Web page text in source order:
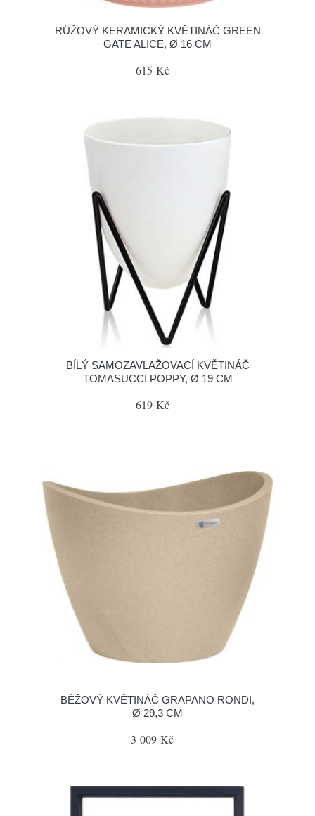
RŮŽOVÝ KERAMICKÝ KVĚTINÁČ GREEN
GATE ALICE, Ø 16 CM
615 Kč
BÍLÝ SAMOZAVLAŽOVACÍ KVĚTINÁČ
TOMASUCCI POPPY, Ø 19 CM
619 Kč
BÉŽOVÝ KVĚTINÁČ GRAPANO RONDI,
Ø 29,3 CM
3 009 Kč